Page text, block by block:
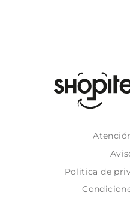
Politica de